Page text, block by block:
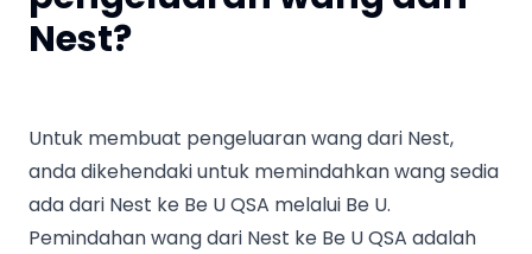
Nest?
Untuk membuat pengeluaran wang dari Nest,
anda dikehendaki untuk memindahkan wang sedia
ada dari Nest ke Be U QSA melalui Be U.
Pemindahan wang dari Nest ke Be U QSA adalah